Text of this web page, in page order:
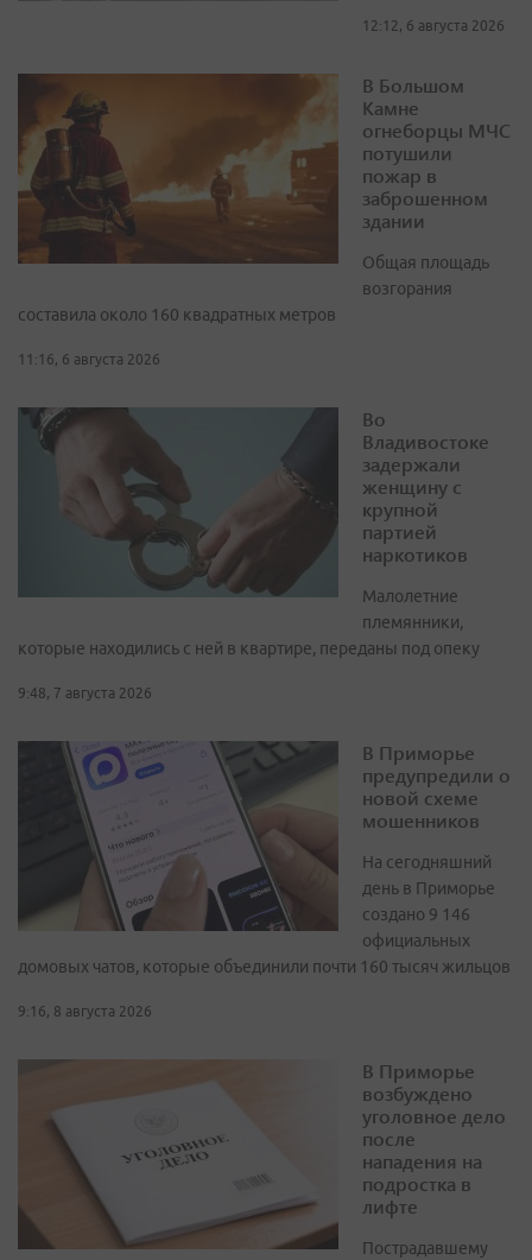
12:12, 6 августа 2026
В Большом
Камне
огнеборцы МЧС
потушили
пожар в
заброшенном
здании
Общая площадь
возгорания
составила около 160 квадратных метров
11:16, 6 августа 2026
Во
Владивостоке
задержали
женщину с
крупной
партией
наркотиков
Малолетние
племянники,
которые находились с ней в квартире, переданы под опеку
9:48, 7 августа 2026
В Приморье
предупредили о
новой схеме
мошенников
На сегодняшний
день в Приморье
создано 9 146
официальных
домовых чатов, которые объединили почти 160 тысяч жильцов
9:16, 8 августа 2026
В Приморье
возбуждено
уголовное дело
после
нападения на
подростка в
лифте
Пострадавшему